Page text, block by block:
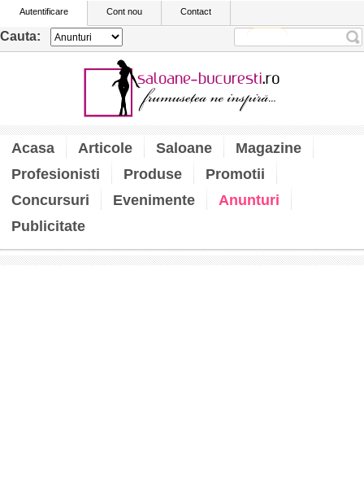
Autentificare Cont nou Contact
Cauta:
Acasa Articole Saloane
Magazine
Profesionisti
Produse
Promotii
Concursuri
Evenimente
Anunturi
Publicitate